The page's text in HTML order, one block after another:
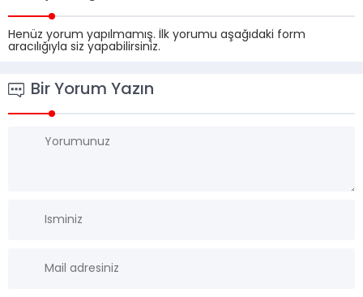
Henüz yorum yapılmamış. İlk yorumu aşağıdaki form
aracılığıyla siz yapabilirsiniz.
Bir Yorum Yazın